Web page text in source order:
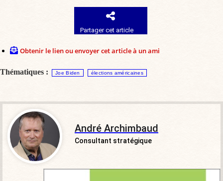
Partager cet article
Obtenir le lien ou envoyer cet article à un ami
Thématiques : Joe Biden élections américaines
André Archimbaud
Consultant stratégique